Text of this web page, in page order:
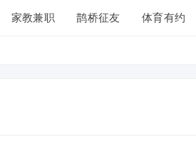
家教兼职 鹊桥征友 体育有约